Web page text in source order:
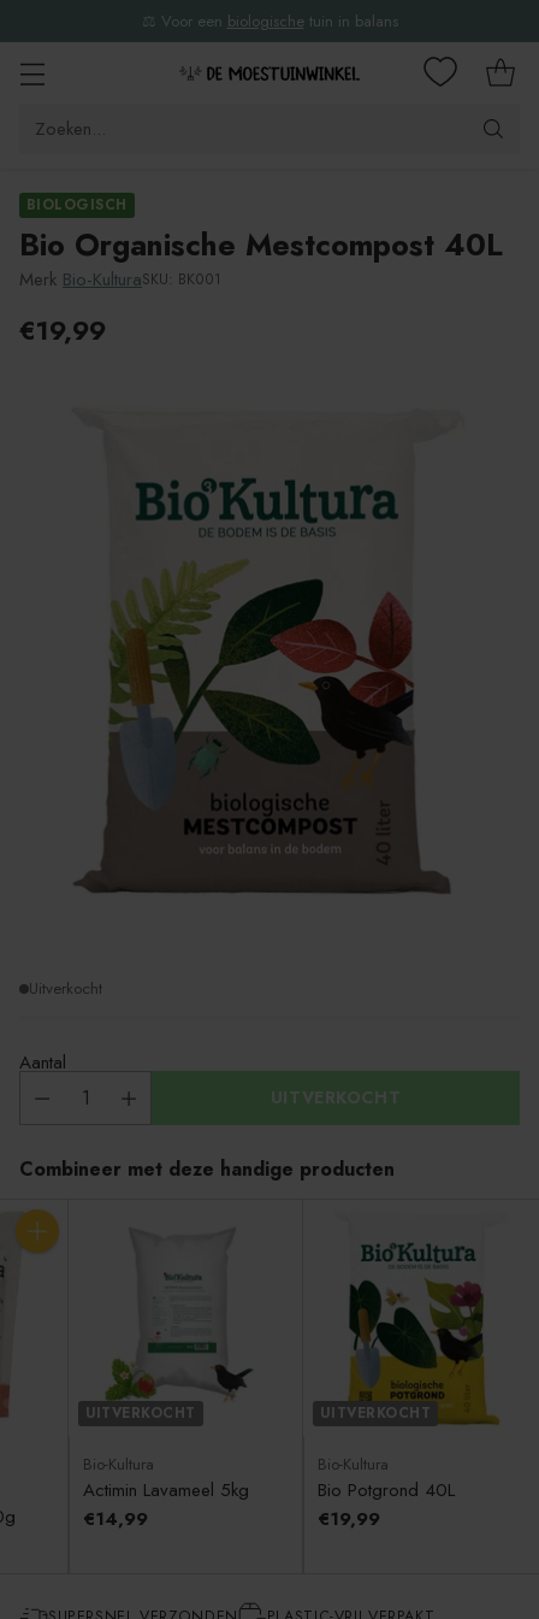
⚖️ Voor een biologischetuin in balans
Zoeken...
BIOLOGISCH
Bio Organische Mestcompost 40L
Merk Bio-KulturaSKU: BK001
Adviesprijs
€19,99
Uitverkocht
Aantal
UITVERKOCHT
Combineer met deze handige producten
Aantal
UITVERKOCHT
Bio-Kultura
Actimin Lavameel 5kg
€14,99
UITVERKOCHT
Bio-Kultura
Bio Potgrond 40L
€19,99